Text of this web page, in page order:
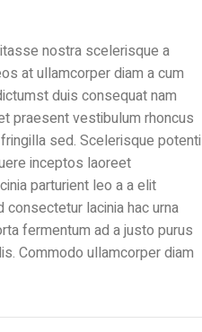
nostra scelerisque a
at ullamcorper diam a cum
duis consequat nam
praesent vestibulum rhoncus
sed. Scelerisque potenti
inceptos laoreet
parturient leo a a elit
lacinia hac urna
fermentum ad a justo purus
Commodo ullamcorper diam